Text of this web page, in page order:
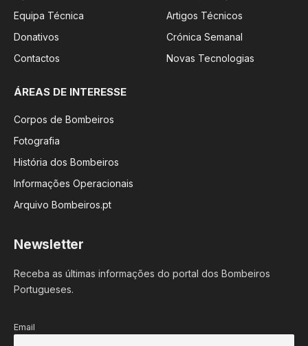
Equipa Técnica
Donativos
Contactos
Artigos Técnicos
Crónica Semanal
Novas Tecnologias
ÁREAS DE INTERESSE
Corpos de Bombeiros
Fotografia
História dos Bombeiros
Informações Operacionais
Arquivo Bombeiros.pt
Newsletter
Receba as últimas informações do portal dos Bombeiros
Portugueses.
Email